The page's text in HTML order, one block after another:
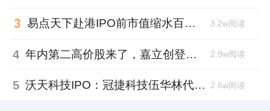
易点天下赴港IPO前市值缩水百亿，邹小武和创业伙伴收割了10亿 3.2w阅读
4 年内第二高价股来了，嘉立创登陆深交所开盘涨超177%、总市值1300亿元 2.9w阅读
5 沃天科技IPO：冠捷科技伍华林代持入局，四名“60”后国企老兵借钱回购股权 2.6w阅读